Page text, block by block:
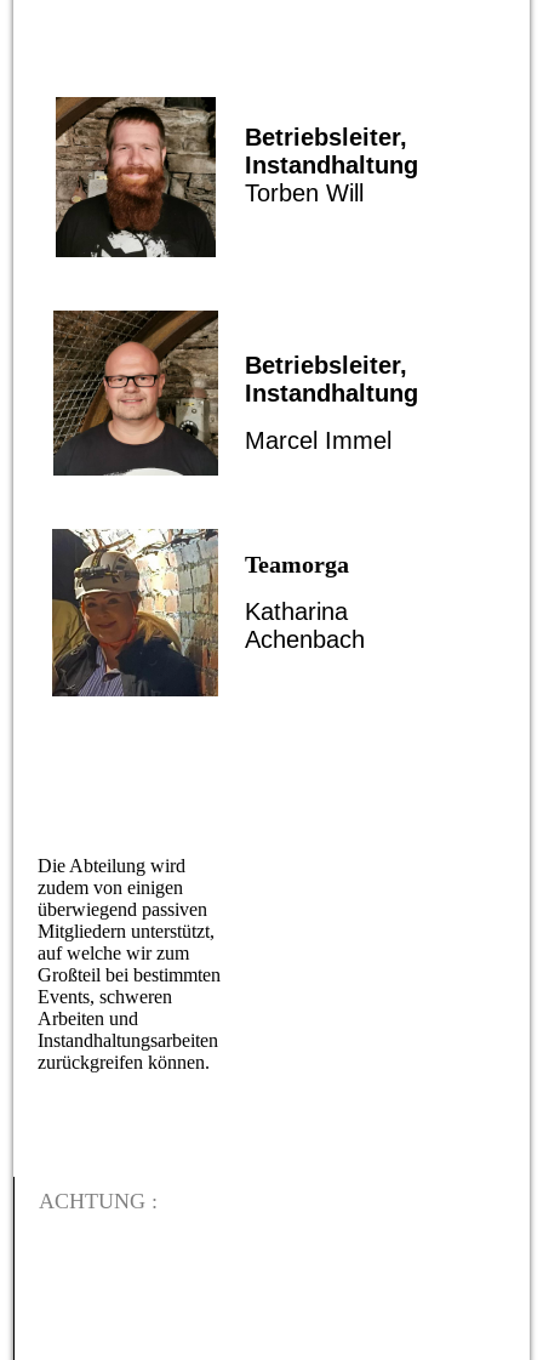
Betriebsleiter,
Instandhaltung
Torben Will
Betriebsleiter,
Instandhaltung
Marcel Immel
Teamorga
Katharina
Achenbach
Die Abteilung wird
zudem von einigen
überwiegend passiven
Mitgliedern unterstützt,
auf welche wir zum
Großteil bei bestimmten
Events, schweren
Arbeiten und
Instandhaltungsarbeiten
zurückgreifen können.
ACHTUNG :